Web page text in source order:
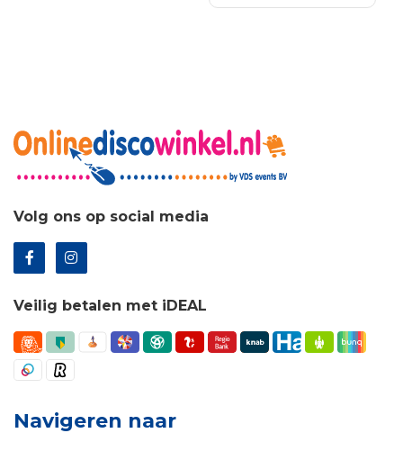
Volg ons op social media
Veilig betalen met iDEAL
Navigeren naar